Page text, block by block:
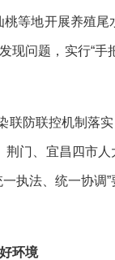
等地开展养殖
问题，实行“手
联防联控机制落
门、宜昌四市
执法、统一协调
环境